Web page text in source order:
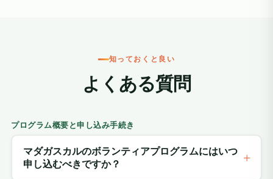
知っておくと良い
よくある質問
プログラム概要と申し込み手続き
マダガスカルのボランティアプログラムにはいつ
申し込むべきですか？